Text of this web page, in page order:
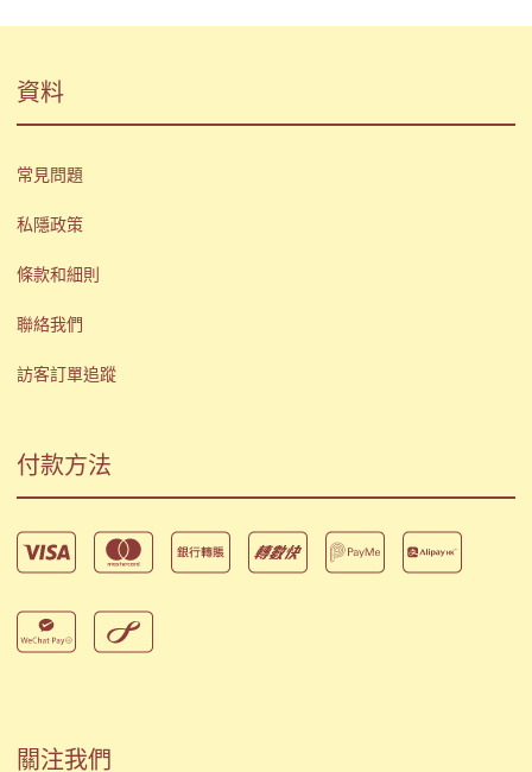
資料
常見問題
私隱政策
條款和細則
聯絡我們
訪客訂單追蹤
付款方法
關注我們